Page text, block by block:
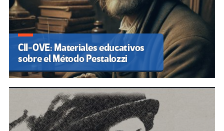
CII-OVE: Materiales educativos
sobre el Método Pestalozzi